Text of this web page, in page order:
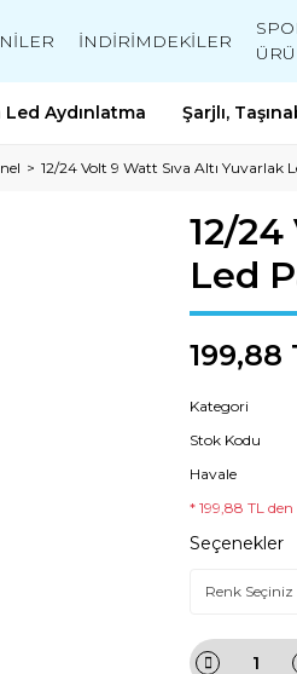
İNDİRİMDEKİLER
Led Aydınlatma Şarjlı,
12/24 Volt 9 Watt Sıva Altı Yuvarlak
12/24
Led
199,88
Kategori
Stok Kodu
Havale
* 199,88 TL
Seçenekler